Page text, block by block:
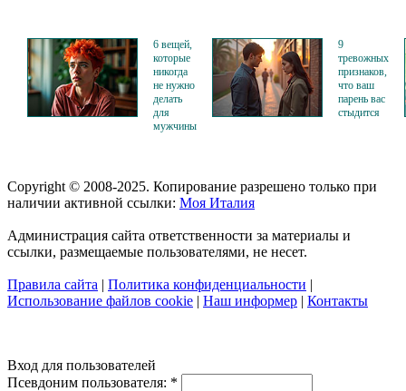
6 вещей,
которые
никогда
не нужно
делать
для
мужчины
9
тревожных
признаков,
что ваш
парень вас
стыдится
Copyright © 2008-2025. Копирование разрешено только при
наличии активной ссылки: Моя Италия
Администрация сайта ответственности за материалы и
ссылки, размещаемые пользователями, не несет.
Правила сайта | Политика конфиденциальности |
Использование файлов cookie | Наш информер | Контакты
Вход для пользователей
Псевдоним пользователя: *